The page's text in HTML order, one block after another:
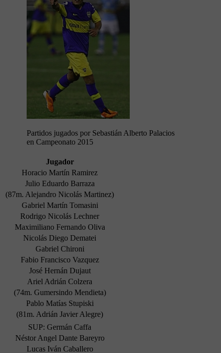
Partidos jugados por Sebastián Alberto Palacios
en Campeonato 2015
Jugador
Horacio Martín Ramirez
Julio Eduardo Barraza
(87m. Alejandro Nicolás Martinez)
Gabriel Martín Tomasini
Rodrigo Nicolás Lechner
Maximiliano Fernando Oliva
Nicolás Diego Dematei
Gabriel Chironi
Fabio Francisco Vazquez
José Hernán Dujaut
Ariel Adrián Colzera
(74m. Gumersindo Mendieta)
Pablo Matías Stupiski
(81m. Adrián Javier Alegre)
SUP: Germán Caffa
Néstor Angel Dante Bareyro
Lucas Iván Caballero